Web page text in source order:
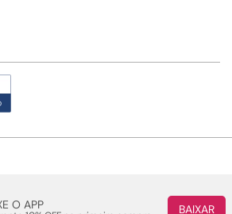
O APP BAIXAR